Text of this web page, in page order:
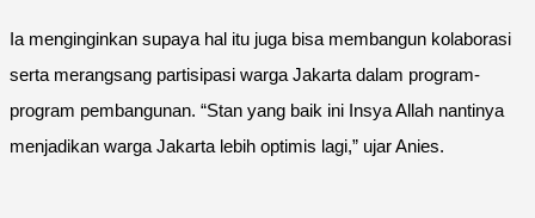
Ia menginginkan supaya hal itu juga bisa membangun kolaborasi
serta merangsang partisipasi warga Jakarta dalam program-
program pembangunan. “Stan yang baik ini Insya Allah nantinya
menjadikan warga Jakarta lebih optimis lagi,” ujar Anies.